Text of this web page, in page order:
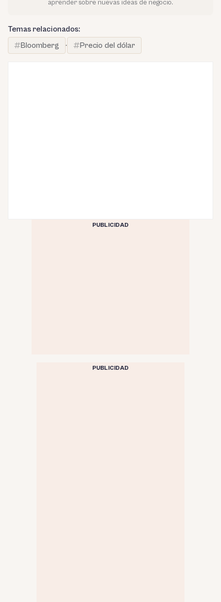
aprender sobre nuevas ideas de negocio.
Temas relacionados:
Bloomberg
· Precio del dólar
PUBLICIDAD
PUBLICIDAD